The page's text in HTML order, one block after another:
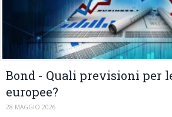
Bond - Quali previsioni per
europee?
28 MAGGIO 2026